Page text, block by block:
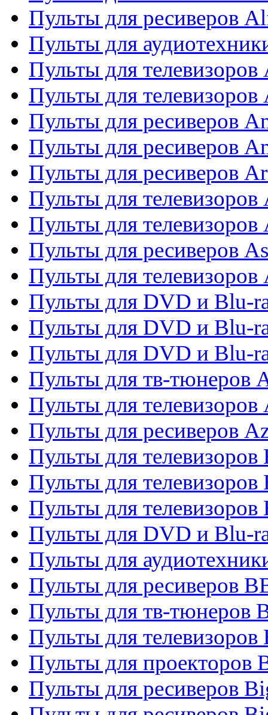
Пульты для ресиверов
Пульты для
Пульты для
Пульты для
Пульты для ресиверов
Пульты для ресиверов
Пульты для ресиверов
Пульты для
Пульты для телевизоров
Пульты для ресиверов
Пульты для телевизоров
Пульты для DVD и Blu-
Пульты для DVD и Blu-
Пульты для DVD и Blu-
Пульты для тв-тюнеров
Пульты для телевизоров
Пульты для ресиверов
Пульты для
Пульты для
Пульты для
Пульты для DVD и Blu-
Пульты для
Пульты для ресиверов
Пульты для тв-тюнеров
Пульты для телевизоров
Пульты для проекторов
Пульты для ресиверов